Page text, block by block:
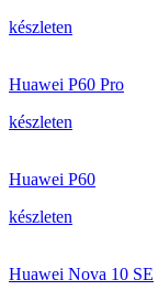
készleten
Huawei P60 Pro
készleten
Huawei P60
készleten
Huawei Nova 10 SE